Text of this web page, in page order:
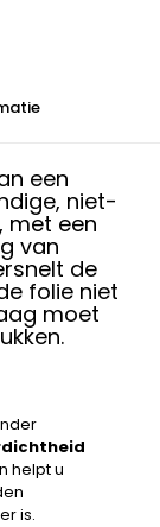
een
niet-
met een
van
de
folie niet
moet
helpt u
is.